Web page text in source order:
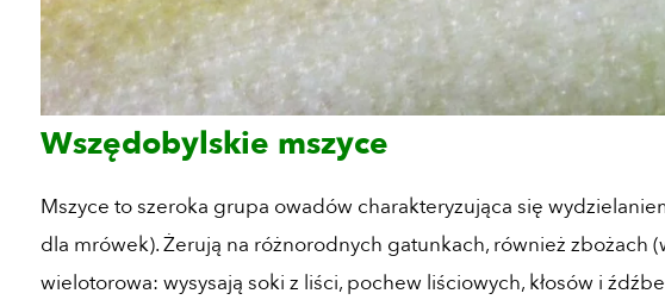
Wszędobylskie mszyce
Mszyce to szeroka grupa owadów charakteryzująca się
dla mrówek). Żerują na różnorodnych gatunkach, również zbożach
wielotorowa: wysysają soki z liści, pochew liściowych, kłosów i